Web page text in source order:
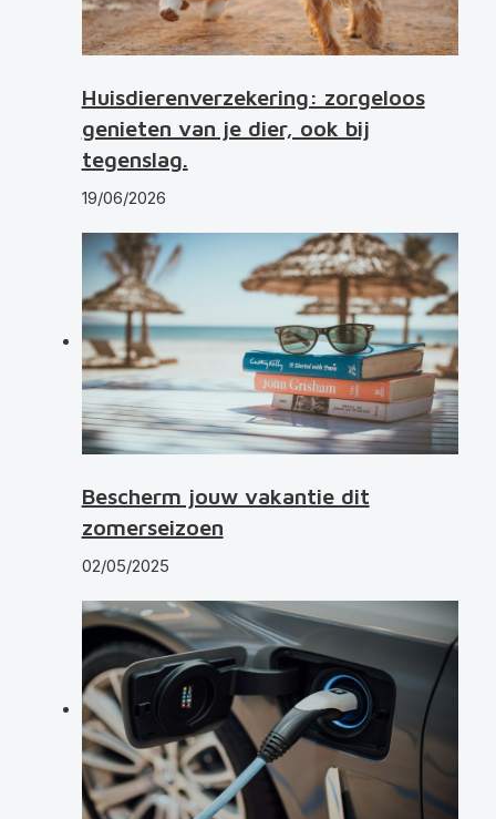
Huisdierenverzekering: zorgeloos
genieten van je dier, ook bij
tegenslag.
19/06/2026
Bescherm jouw vakantie dit
zomerseizoen
02/05/2025